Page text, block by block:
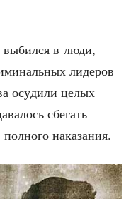
выбил­ся в люди,
лиде­ров
осу­ди­ли целых
сбе­гать
наказания.